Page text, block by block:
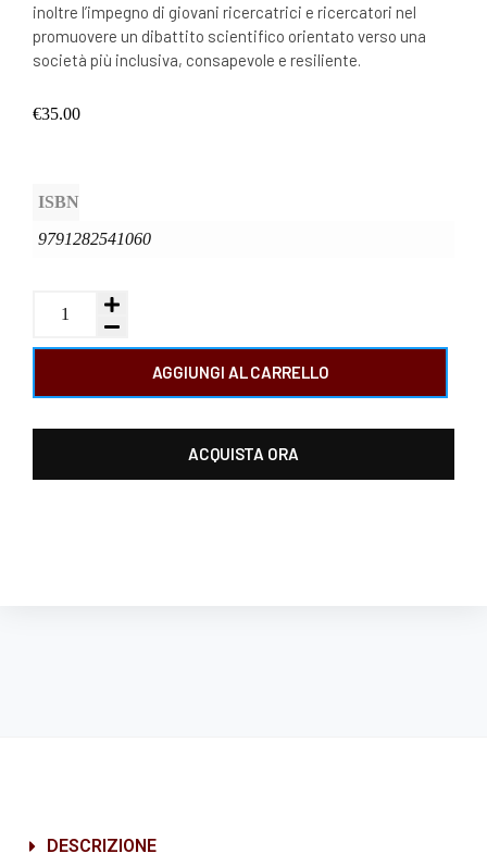
inoltre l’impegno di giovani ricercatrici e ricercatori nel
promuovere un dibattito scientifico orientato verso una
società più inclusiva, consapevole e resiliente.
€35.00
ISBN
9791282541060
ACQUISTA ORA
AGGIUNGI AL CARRELLO
DESCRIZIONE